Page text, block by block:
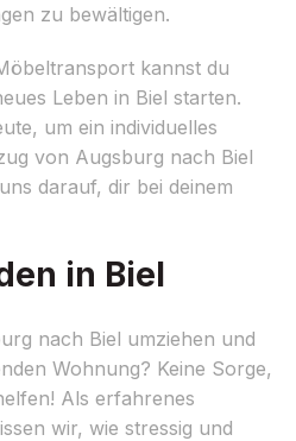
zu bewältigen.
kannst du
Leben in Biel starten.
um ein individuelles
von Augsburg nach Biel
darauf, dir bei deinem
in Biel
nach Biel umziehen und
Wohnung? Keine Sorge,
Als erfahrenes
wir, wie stressig und